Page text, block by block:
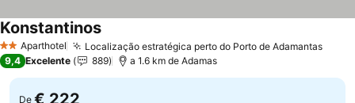
2 EstrelasAparthotel Localização estratégica perto do Porto de Adamantas
Konstantinos
9,4 Excelente 889 a 1.6 km de Adamas
De € 222